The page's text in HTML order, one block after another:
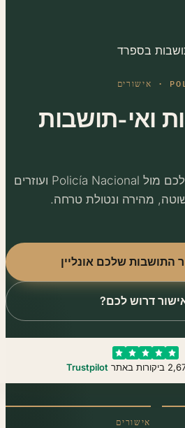
בספרד
ואי-תושבות
אנחנו מטפלים באישור שלכם מול Policía Nacional ועוזרים
מהירה ונטולת טרחה.
שלכם אונליין
דרוש לכם?
Trustpilot
אישורים